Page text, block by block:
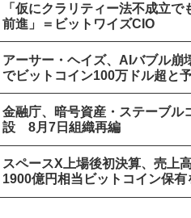
「仮にクラリティー法不成立で
前進」＝ビットワイズCIO
アーサー・ヘイズ、AIバブル崩
でビットコイン100万ドル超と
金融庁、暗号資産・ステーブル
設 8月7日組織再編
スペースX上場後初決算、売上
1900億円相当ビットコイン保有